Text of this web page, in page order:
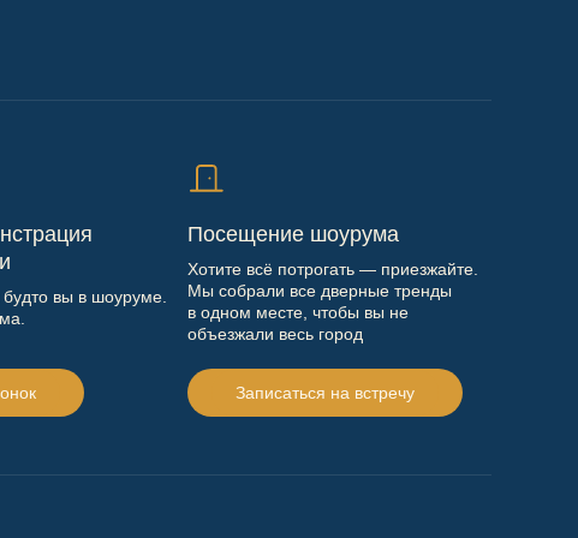
вы в шоуруме.
Посещение шоурума
Хотите всё потрогать — приезжайте.
Мы собрали все дверные тренды
в одном месте, чтобы вы не
объезжали весь город
Записаться на встречу